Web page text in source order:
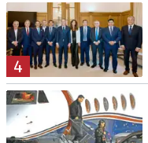
4